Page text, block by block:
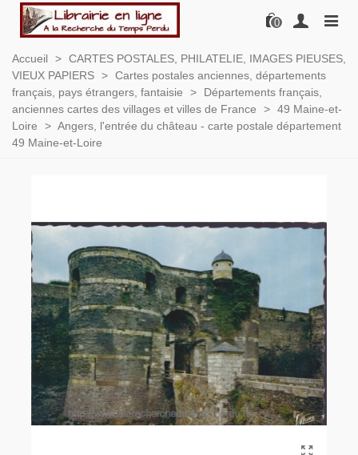
0
Accueil > CARTES POSTALES, PHILATELIE, IMAGES PIEUSES,
VIEUX PAPIERS > Cartes postales anciennes, départements
français, pays étrangers, fantaisie
>
Départements français,
anciennes cartes des villages et villes de France
> 49 Maine-et-
Loire
> Angers, l'entrée du château - carte postale département
49 Maine-et-Loire